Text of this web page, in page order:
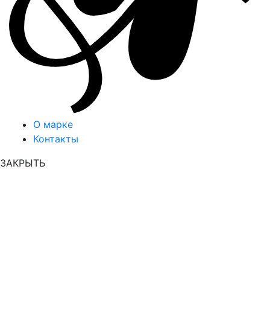
О марке
Контакты
ЗАКРЫТЬ